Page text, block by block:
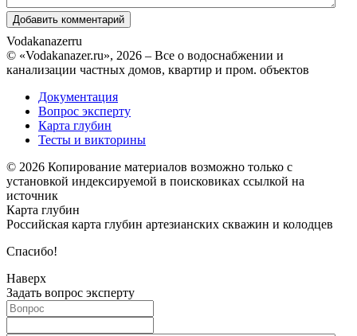
Vodakanazerru
© «Vodakanazer.ru», 2026 – Все о водоснабжении и
канализации частных домов, квартир и пром. объектов
Документация
Вопрос эксперту
Карта глубин
Тесты и викторины
© 2026 Копирование материалов возможно только с
установкой индексируемой в поисковиках ссылкой на
источник
Карта глубин
Российская карта глубин артезианских скважин и колодцев
Спасибо!
Наверх
Задать вопрос эксперту